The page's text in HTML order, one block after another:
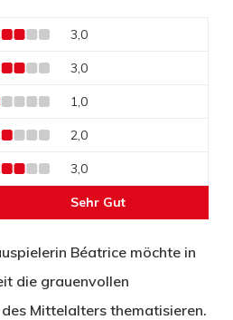
3,0
3,0
1,0
2,0
3,0
Sehr Gut
Béatrice möchte in
die grauenvollen
Mittelalters thematisieren.